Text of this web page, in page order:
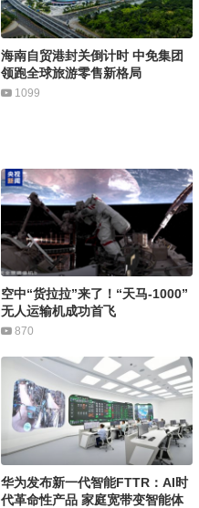
海南自贸港封关倒计时 中免集团
领跑全球旅游零售新格局
1099
空中“货拉拉”来了！“天马-1000”
无人运输机成功首飞
870
华为发布新一代智能FTTR：AI时
代革命性产品 家庭宽带变智能体